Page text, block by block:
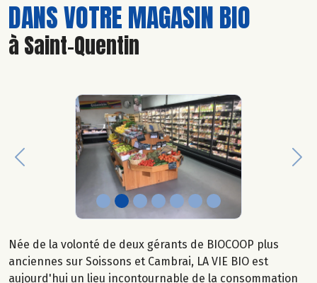
DANS VOTRE MAGASIN BIO
à Saint-Quentin
Previous
Née de la volonté de deux gérants de BIOCOOP plus
anciennes sur Soissons et Cambrai, LA VIE BIO est
aujourd'hui un lieu incontournable de la consommation